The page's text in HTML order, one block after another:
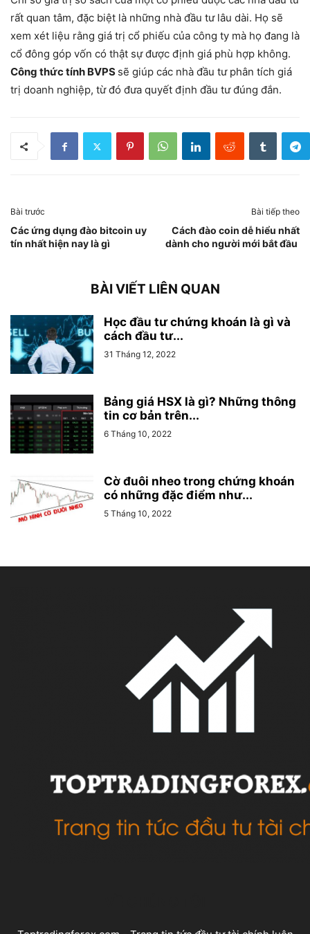
rất quan tâm, đặc biệt là những nhà đầu tư lâu dài. Họ sẽ
xem xét liệu rằng giá trị cổ phiếu của công ty mà họ đang là
cổ đông góp vốn có thật sự được định giá phù hợp không.
Công thức tính BVPS sẽ giúp các nhà đầu tư phân tích giá
trị doanh nghiệp, từ đó đưa quyết định đầu tư đúng đắn.
Bài trước
Các ứng dụng đào bitcoin uy
tín nhất hiện nay là gì
Bài tiếp theo
Cách đào coin dễ hiểu nhất
dành cho người mới bắt đầu
BÀI VIẾT LIÊN QUAN
Học đầu tư chứng khoán là gì và
cách đầu tư...
31 Tháng 12, 2022
Bảng giá HSX là gì? Những thông
tin cơ bản trên...
6 Tháng 10, 2022
Cờ đuôi nheo trong chứng khoán
có những đặc điểm như...
5 Tháng 10, 2022